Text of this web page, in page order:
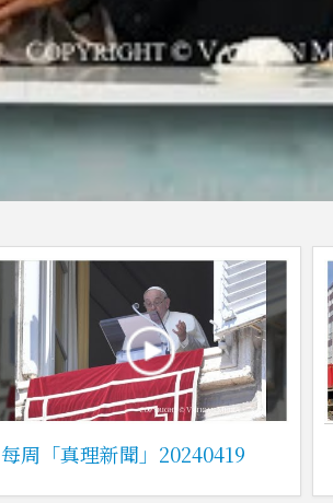
每周「真理新聞」20240419